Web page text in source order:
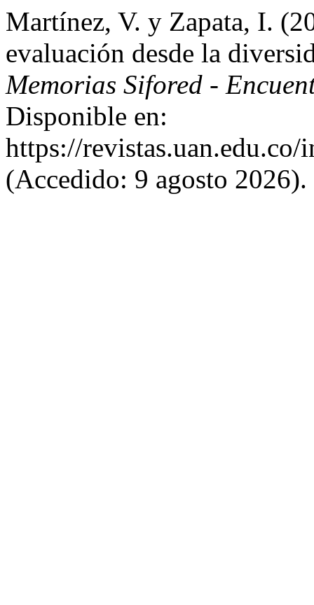
Martínez, V. y Zapata, I.
evaluación desde la
Memorias Sifored -
Disponible en:
https://
(Accedido: 9 agosto 2026).